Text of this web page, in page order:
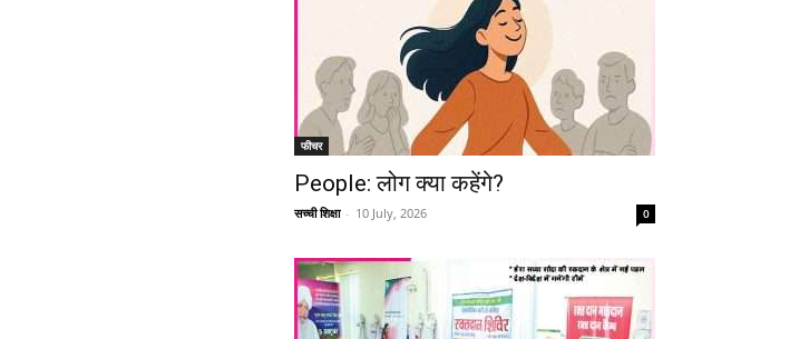
फीचर
People: लोग क्या कहेंगे?
सच्ची शिक्षा - 10 July, 2026 0